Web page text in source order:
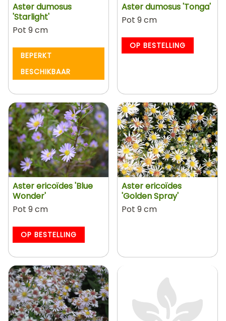
Aster dumosus
'Starlight'
Pot 9 cm
BEPERKT
BESCHIKBAAR
Aster dumosus 'Tonga'
Pot 9 cm
OP BESTELLING
Aster ericoïdes 'Blue
Wonder'
Pot 9 cm
OP BESTELLING
Aster ericoïdes
'Golden Spray'
Pot 9 cm